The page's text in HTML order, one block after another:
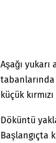
Aşağı
tabanlarında
küçük
Döküntü
Başlangıçta